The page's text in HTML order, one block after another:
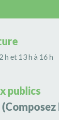
h et 13 h à 16 h
publics
(Composez